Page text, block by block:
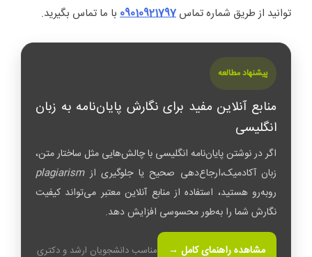
توانید از طریق شماره تماس 09010921797 با ما تماس بگیرید.
پیشنهاد مطالعه
منابع آنلاین مفید برای نگارش پایان‌نامه به زبان
انگلیسی
اگر در نوشتن پایان‌نامه انگلیسی با چالش‌هایی مثل ساختار متن،
زبان آکادمیک،ارجاع‌دهی صحیح یا جلوگیری ازplagiarism
روبه‌رو هستید، استفاده از منابع آنلاین معتبر می‌تواند کیفیت
نگارش شما را به‌طور محسوسی افزایش دهد.
مشاهده راهنمای کامل → مناسب دانشجویان ارشد و دکتری